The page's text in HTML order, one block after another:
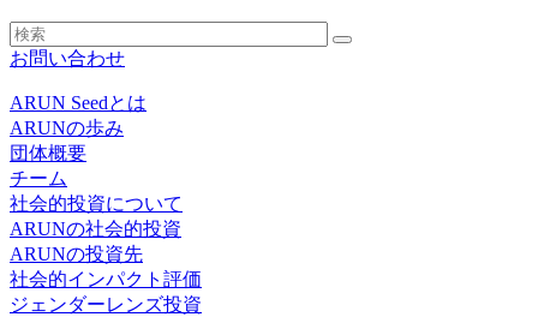
お問い合わせ
ARUN Seedとは
ARUNの歩み
団体概要
チーム
社会的投資について
ARUNの社会的投資
ARUNの投資先
社会的インパクト評価
ジェンダーレンズ投資